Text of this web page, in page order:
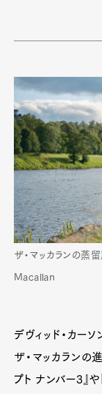
Pen
ザ・マッカランの蒸
Macallan
デヴィッド・カー
ザ・マッカランの
プト ナンバー3』や